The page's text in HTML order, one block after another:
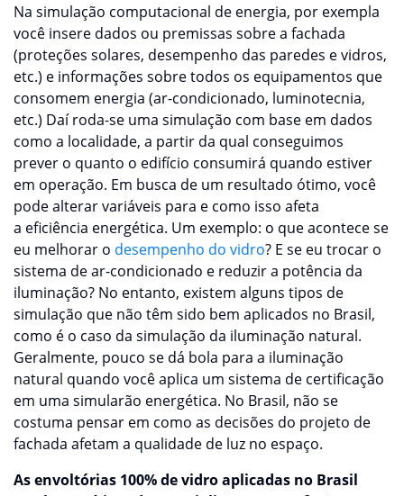
Na simulação computacional de energia, por exempla
você insere dados ou premissas sobre a fachada
(proteções solares, desempenho das paredes e vidros,
etc.) e informações sobre todos os equipamentos que
consomem energia (ar-condicionado, luminotecnia,
etc.) Daí roda-se uma simulação com base em dados
como a localidade, a partir da qual conseguimos
prever o quanto o edifício consumirá quando estiver
em operação. Em busca de um resultado ótimo, você
pode alterar variáveis para e como isso afeta
a eficiência energética. Um exemplo: o que acontece se
eu melhorar o desempenho do vidro? E se eu trocar o
sistema de ar-condicionado e reduzir a potência da
iluminação? No entanto, existem alguns tipos de
simulação que não têm sido bem aplicados no Brasil,
como é o caso da simulação da iluminação natural.
Geralmente, pouco se dá bola para a iluminação
natural quando você aplica um sistema de certificação
em uma simularão energética. No Brasil, não se
costuma pensar em como as decisões do projeto de
fachada afetam a qualidade de luz no espaço.
As envoltórias 100% de vidro aplicadas no Brasil